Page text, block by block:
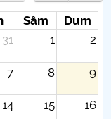
Sâm
Dum
31 1 2
7 8 9
14 15 16